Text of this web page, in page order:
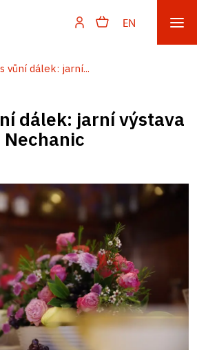
EN
vůní dálek: jarní...
dálek: jarní výstava